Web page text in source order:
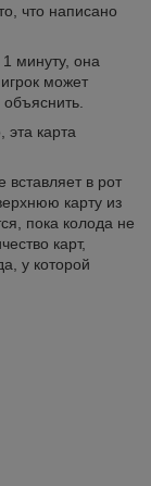
что написано
минуту, она
может
эта карта
вставляет в рот
карту из
пока колода не
карт,
у которой